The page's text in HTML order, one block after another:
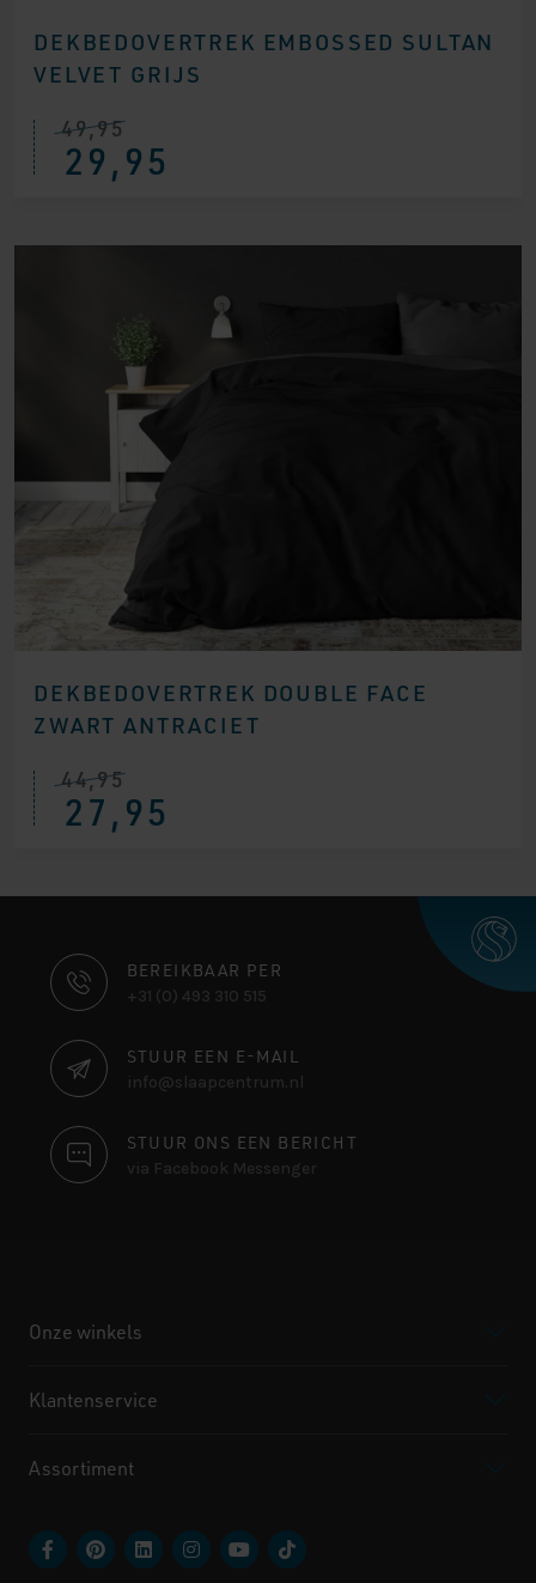
DEKBEDOVERTREK EMBOSSED SULTAN
VELVET GRIJS
49,95
29,95
DEKBEDOVERTREK DOUBLE FACE
ZWART ANTRACIET
44,95
27,95
CONTACT
INFORMATIE
BEREIKBAAR PER
+31 (0) 493 310 515
STUUR EEN E-MAIL
info@slaapcentrum.nl
STUUR ONS EEN BERICHT
via Facebook Messenger
Onze winkels
Klantenservice
Assortiment